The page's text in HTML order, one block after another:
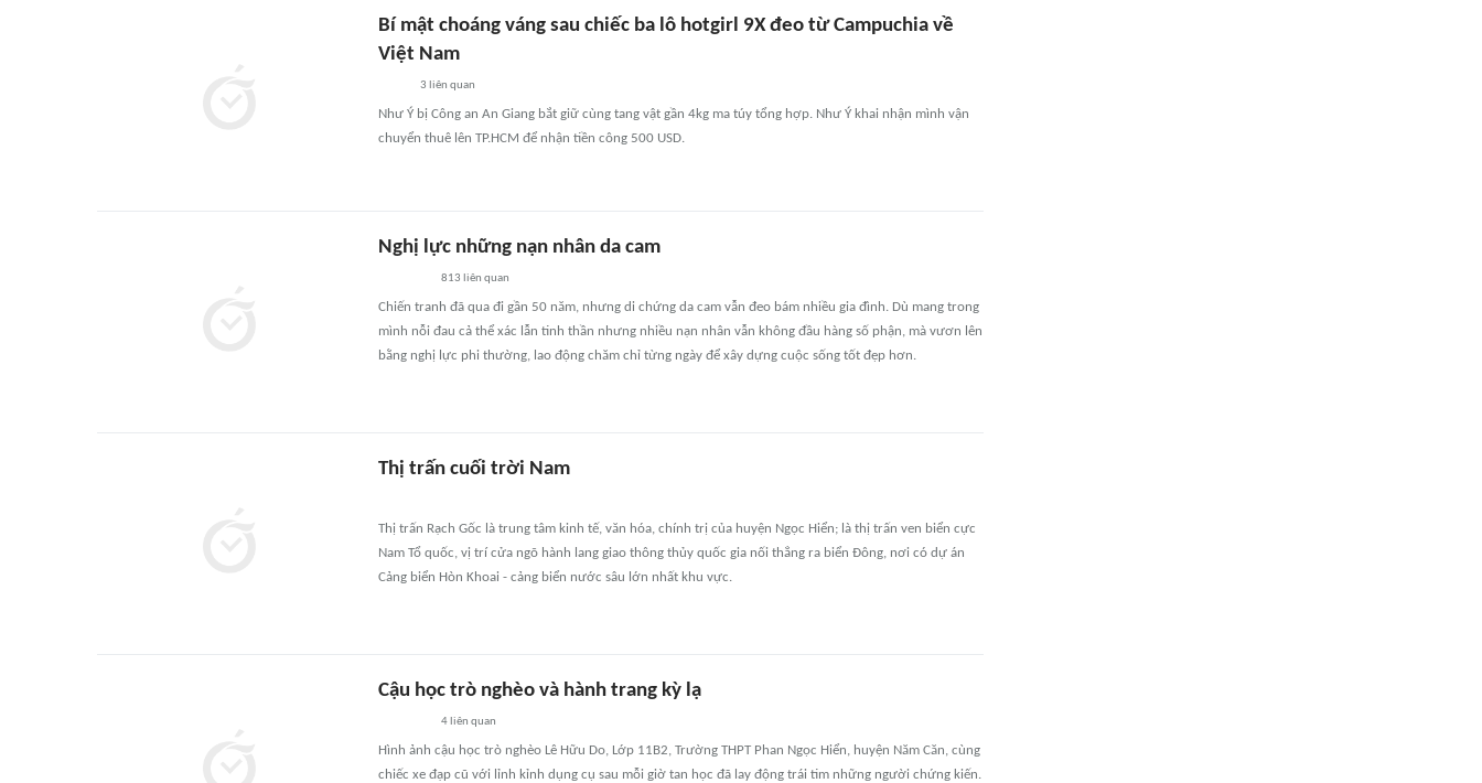
Bí mật choáng váng sau chiếc ba lô hotgirl 9X đeo từ Campuchia về
Việt Nam
3 liên quan
Như Ý bị Công an An Giang bắt giữ cùng tang vật gần 4kg ma túy tổng hợp. Như Ý khai nhận mình vận
chuyển thuê lên TP.HCM để nhận tiền công 500 USD.
Nghị lực những nạn nhân da cam
813 liên quan
Chiến tranh đã qua đi gần 50 năm, nhưng di chứng da cam vẫn đeo bám nhiều gia đình. Dù mang trong
mình nỗi đau cả thể xác lẫn tinh thần nhưng nhiều nạn nhân vẫn không đầu hàng số phận, mà vươn lên
bằng nghị lực phi thường, lao động chăm chỉ từng ngày để xây dựng cuộc sống tốt đẹp hơn.
Thị trấn cuối trời Nam
Thị trấn Rạch Gốc là trung tâm kinh tế, văn hóa, chính trị của huyện Ngọc Hiển; là thị trấn ven biển cực
Nam Tổ quốc, vị trí cửa ngõ hành lang giao thông thủy quốc gia nối thẳng ra biển Ðông, nơi có dự án
Cảng biển Hòn Khoai - cảng biển nước sâu lớn nhất khu vực.
Cậu học trò nghèo và hành trang kỳ lạ
4liên quan
Hình ảnh cậu học trò nghèo Lê Hữu Do, Lớp 11B2, Trường THPT Phan Ngọc Hiển, huyện Năm Căn, cùng
chiếc xe đạp cũ với lỉnh kỉnh dụng cụ sau mỗi giờ tan học đã lay động trái tim những người chứng kiến.